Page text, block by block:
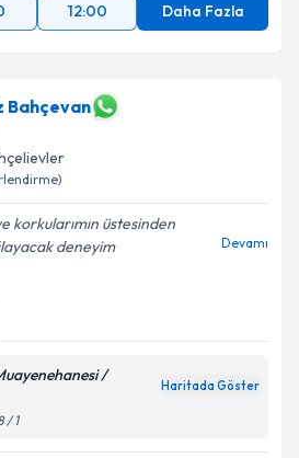
12:00 Daha Fazla
Bahçevan
korkularımın üstesinden
deneyim
Devamı
/
Haritada Göster
/ 1